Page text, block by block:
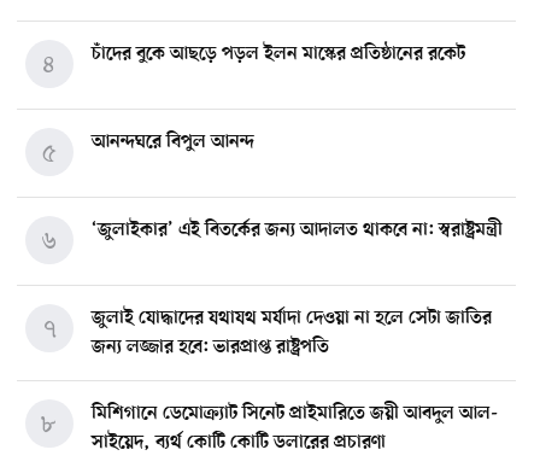
চাঁদের বুকে আছড়ে পড়ল ইলন মাস্কের প্রতিষ্ঠানের রকেট
৪
আনন্দঘরে বিপুল আনন্দ
৫
‘জুলাইকার’ এই বিতর্কের জন্য আদালত থাকবে না: স্বরাষ্ট্রমন্ত্রী
৬
জুলাই যোদ্ধাদের যথাযথ মর্যাদা দেওয়া না হলে সেটা জাতির
জন্য লজ্জার হবে: ভারপ্রাপ্ত রাষ্ট্রপতি
৭
মিশিগানে ডেমোক্র্যাট সিনেট প্রাইমারিতে জয়ী আবদুল আল-
সাইয়েদ, ব্যর্থ কোটি কোটি ডলারের প্রচারণা
৮